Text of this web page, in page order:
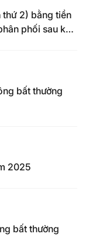
thứ 2) bằng tiền
phối sau khi
bất thường
2025
bất thường